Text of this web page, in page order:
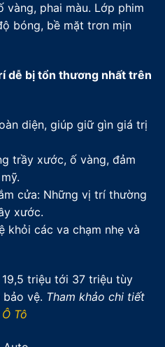
vàng, phai màu. Lớp phim
bóng, bề mặt trơn mịn
dễ bị tổn thương nhất trên
diện, giúp giữ gìn giá trị
trầy xước, ố vàng, đảm
cửa: Những vị trí thường
xước.
khỏi các va chạm nhẹ và
triệu tới 37 triệu tùy
vệ. Tham khảo chi tiết
Tô